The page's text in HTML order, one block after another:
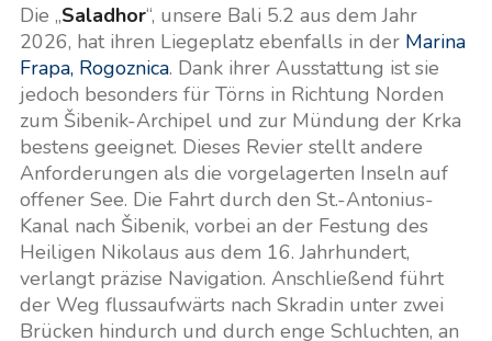
Die „Saladhor“, unsere Bali 5.2 aus dem Jahr
2026, hat ihren Liegeplatz ebenfalls in der Marina
Frapa, Rogoznica. Dank ihrer Ausstattung ist sie
jedoch besonders für Törns in Richtung Norden
zum Šibenik-Archipel und zur Mündung der Krka
bestens geeignet. Dieses Revier stellt andere
Anforderungen als die vorgelagerten Inseln auf
offener See. Die Fahrt durch den St.-Antonius-
Kanal nach Šibenik, vorbei an der Festung des
Heiligen Nikolaus aus dem 16. Jahrhundert,
verlangt präzise Navigation. Anschließend führt
der Weg flussaufwärts nach Skradin unter zwei
Brücken hindurch und durch enge Schluchten, an